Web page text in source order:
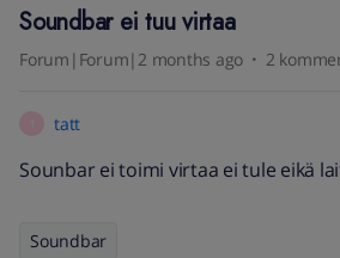
Soundbar ei tuu virtaa
Forum|Forum|2 months ago 2
tatt
Sounbar ei toimi virtaa ei tule eikä
Soundbar